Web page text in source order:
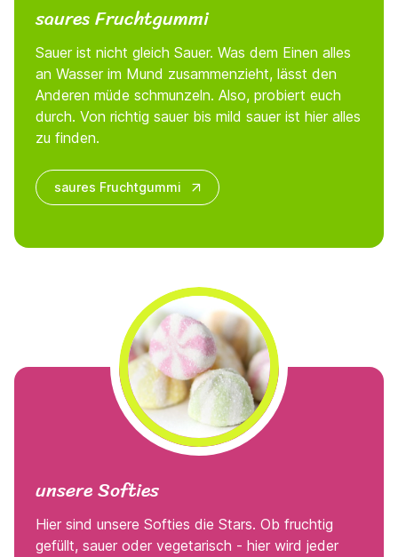
saures Fruchtgummi
Sauer ist nicht gleich Sauer. Was dem Einen alles
an Wasser im Mund zusammenzieht, lässt den
Anderen müde schmunzeln. Also, probiert euch
durch. Von richtig sauer bis mild sauer ist hier alles
zu finden.
saures Fruchtgummi
unsere Softies
Hier sind unsere Softies die Stars. Ob fruchtig
gefüllt, sauer oder vegetarisch - hier wird jeder